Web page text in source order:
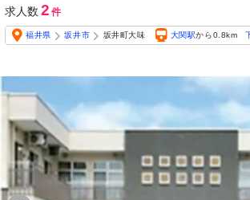
求人数 2 件
福井県 坂井市 坂井町大味 大関駅から0.8km